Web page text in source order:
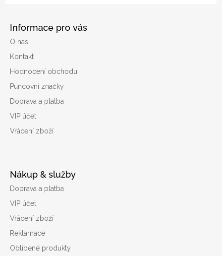
Informace pro vás
O nás
Kontakt
Hodnocení obchodu
Puncovní značky
Doprava a platba
VIP účet
Vrácení zboží
Nákup & služby
Doprava a platba
VIP účet
Vrácení zboží
Reklamace
Oblíbené produkty